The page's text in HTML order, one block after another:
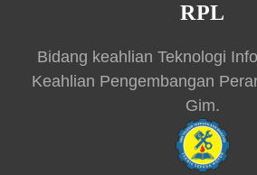
RPL
Bidang keahlian Teknologi
Keahlian Pengembangan
Gim.